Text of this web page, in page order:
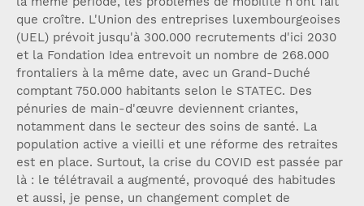
que croître. L'Union des entreprises luxembourgeoises
(UEL) prévoit jusqu'à 300.000 recrutements d'ici 2030
et la Fondation Idea entrevoit un nombre de 268.000
frontaliers à la même date, avec un Grand-Duché
comptant 750.000 habitants selon le STATEC. Des
pénuries de main-d'œuvre deviennent criantes,
notamment dans le secteur des soins de santé. La
population active a vieilli et une réforme des retraites
est en place. Surtout, la crise du COVID est passée par
là : le télétravail a augmenté, provoqué des habitudes
et aussi, je pense, un changement complet de